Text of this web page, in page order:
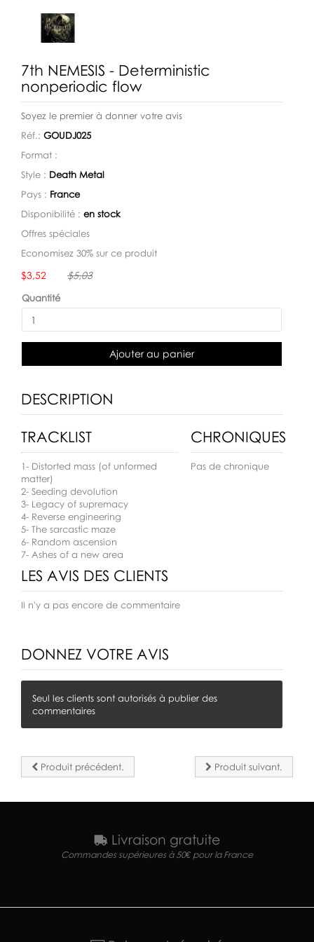
7th NEMESIS - Deterministic
nonperiodic flow
Soyez le premier à donner votre avis
Réf.: GOUDJ025
Format :
Style : Death Metal
Pays : France
Disponibilité : en stock
Offres spéciales
Economisez 30% sur ce produit
Disponibilité:
$3,52 $5,03
Quantité
Ajouter au panier
DESCRIPTION
TRACKLIST
1- Distorted mass (of unformed
matter)
2- Seeding devolution
3- Legacy of supremacy
4- Reverse engineering
5- The sarcastic maze
6- Random ascension
7- Ashes of a new area
CHRONIQUES
Pas de chronique
LES AVIS DES CLIENTS
Il n'y a pas encore de commentaire
DONNEZ VOTRE AVIS
Seul les clients sont autorisés à publier des
commentaires
Produit précédent. Produit suivant.
Livraison gratuite
Commandes supérieures à 50€ pour la France